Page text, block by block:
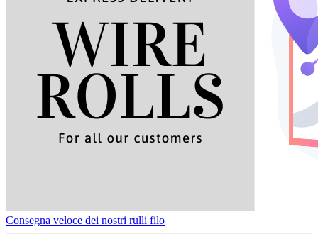
Consegna veloce dei nostri rulli filo